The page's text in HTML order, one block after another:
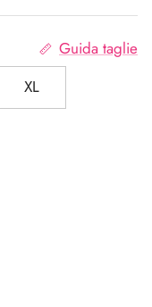
Guida taglie
XL